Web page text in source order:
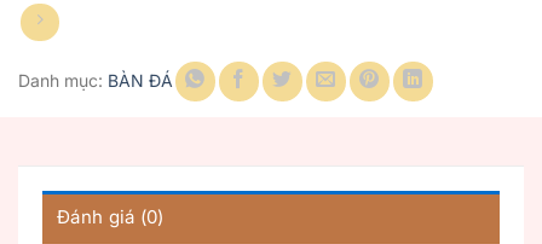
Danh mục: BÀN ĐÁ
Đánh giá (0)